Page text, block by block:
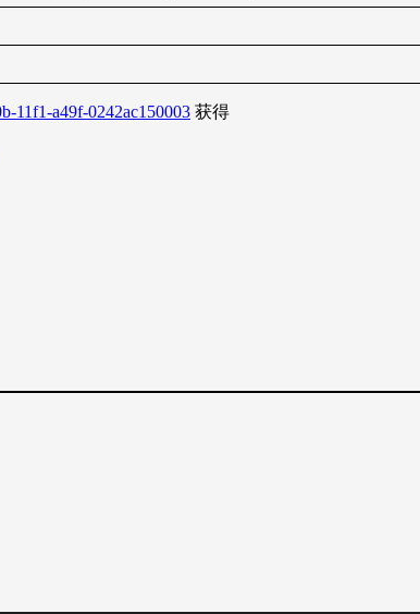
11f1-a49f-0242ac150003 获得